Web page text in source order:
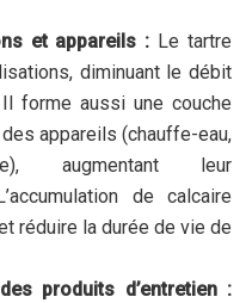
et appareils : Le tartre
diminuant le débit
forme aussi une couche
appareils (chauffe-eau,
augmentant leur
de calcaire
réduire la durée de vie de
produits d’entretien :